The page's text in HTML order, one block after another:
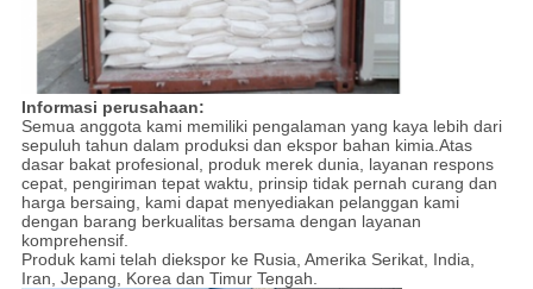
Informasi perusahaan:
Semua anggota kami memiliki pengalaman yang kaya lebih dari
sepuluh tahun dalam produksi dan ekspor bahan kimia.Atas
dasar bakat profesional, produk merek dunia, layanan respons
cepat, pengiriman tepat waktu, prinsip tidak pernah curang dan
harga bersaing, kami dapat menyediakan pelanggan kami
dengan barang berkualitas bersama dengan layanan
komprehensif.
Produk kami telah diekspor ke Rusia, Amerika Serikat, India,
Iran, Jepang, Korea dan Timur Tengah.